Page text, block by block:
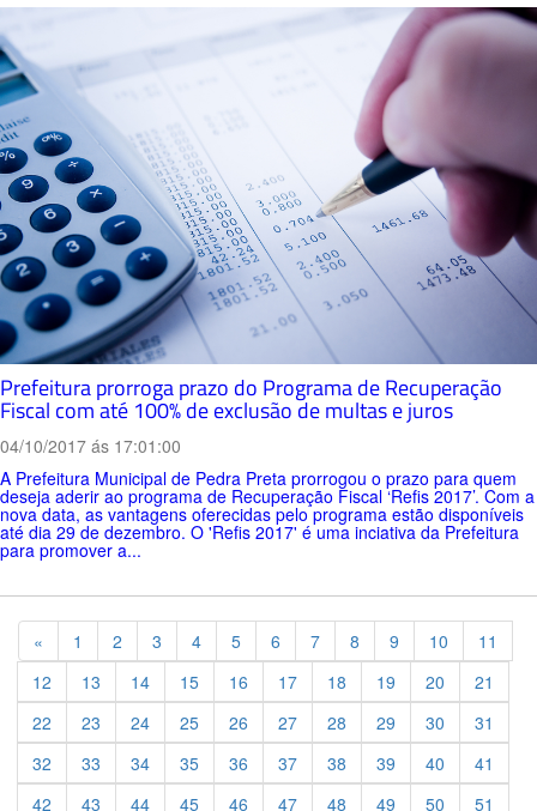
Prefeitura prorroga prazo do Programa de Recuperação
Fiscal com até 100% de exclusão de multas e juros
04/10/2017 ás 17:01:00
A Prefeitura Municipal de Pedra Preta prorrogou o prazo para quem
deseja aderir ao programa de Recuperação Fiscal ‘Refis 2017’. Com a
nova data, as vantagens oferecidas pelo programa estão disponíveis
até dia 29 de dezembro. O 'Refis 2017' é uma inciativa da Prefeitura
para promover a...
« Previous
1 2 3 4 5 6 7 8 9 10
11
12
13 14 15 16 17 18 19 20
21
22
23 24 25 26 27 28 29 30
31
32
33 34 35 36 37 38 39 40
41
42
43 44 45 46 47 48 49 50 51